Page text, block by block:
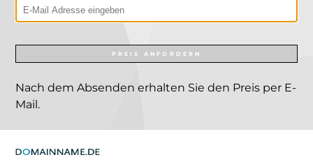
PREIS ANFORDERN
Nach dem Absenden erhalten Sie den Preis per E-
Mail.